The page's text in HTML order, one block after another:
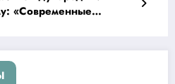
«Современные
и России: опыт и